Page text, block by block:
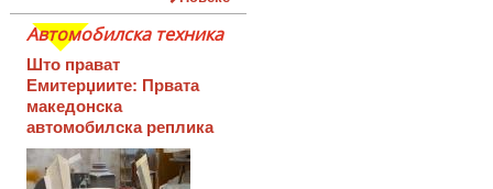
Автомобилска техника
Што прават
Емитерџиите: Првата
македонска
автомобилска реплика